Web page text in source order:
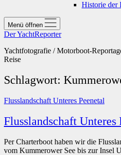
Historie der
Menü öffnen
Der YachtReporter
Yachtfotografie / Motorboot-
Reise
Schlagwort:
Flusslandschaft Unteres Peenetal
Flusslandschaft Unteres
Per Charterboot haben wir die
vom Kummerower See bis zur Insel